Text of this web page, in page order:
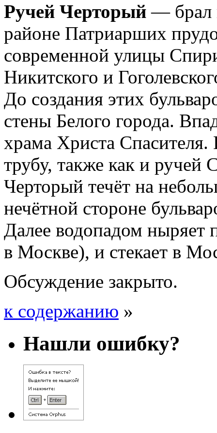
Ручей Черторый — брал
районе Патриарших
современной улицы
Никитского и
До создания этих
стены Белого города.
храма Христа Спасителя.
трубу, также как и ручей
Черторый течёт на
нечётной стороне
Далее водопадом ныряет
в Москве), и стекает в
Обсуждение закрыто.
к содержанию »
Нашли ошибку?